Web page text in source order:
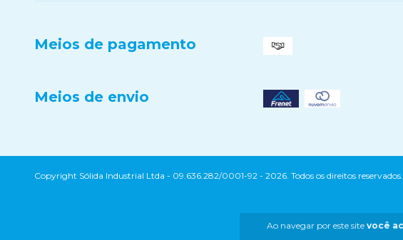
Ao navegar por este site você
Meios de pagamento
Meios de envio
Copyright Sólida Industrial Ltda - 09.636.282/0001-92 - 2026. Todos os direitos reservados.